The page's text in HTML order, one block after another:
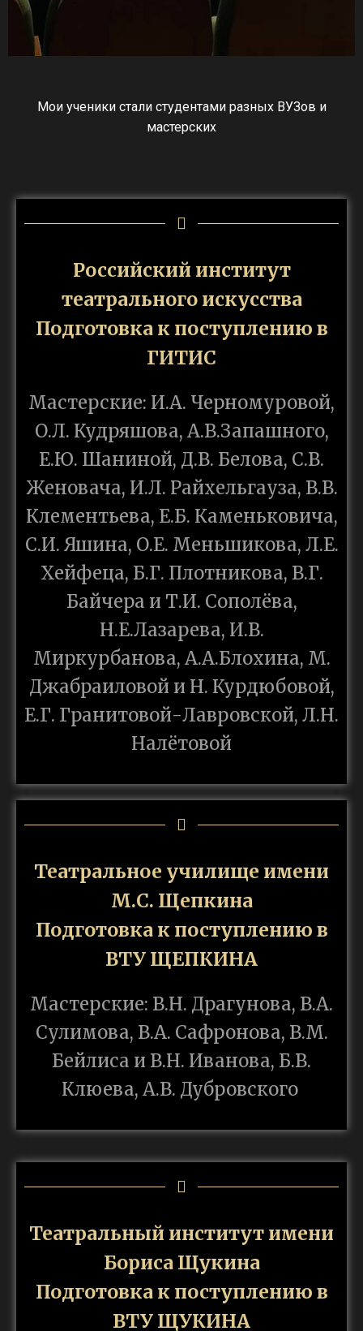
Мои ученики стали студентами разных ВУЗов и
мастерских
Российский институт
театрального искусства
Подготовка к поступлению в
ГИТИС
Мастерские: И.А. Черномуровой,
О.Л. Кудряшова, А.В.Запашного,
Е.Ю. Шаниной, Д.В. Белова, С.В.
Женовача, И.Л. Райхельгауза, В.В.
Клементьева, Е.Б. Каменьковича,
С.И. Яшина, О.Е. Меньшикова, Л.Е.
Хейфеца, Б.Г. Плотникова, В.Г.
Байчера и Т.И. Сополёва,
Н.Е.Лазарева, И.В.
Миркурбанова, А.А.Блохина, М.
Джабраиловой и Н. Курдюбовой,
Е.Г. Гранитовой-Лавровской, Л.Н.
Налётовой
Театральное училище имени
М.С. Щепкина
Подготовка к поступлению в
ВТУ ЩЕПКИНА
Мастерские: В.Н. Драгунова, В.А.
Сулимова, В.А. Сафронова, В.М.
Бейлиса и В.Н. Иванова, Б.В.
Клюева, А.В. Дубровского
Театральный институт имени
Бориса Щукина
Подготовка к поступлению в
ВТУ ЩУКИНА